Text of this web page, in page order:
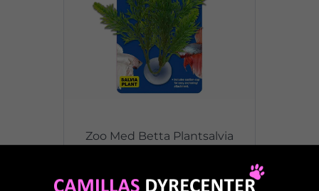
Zoo Med Betta Plantsalvia